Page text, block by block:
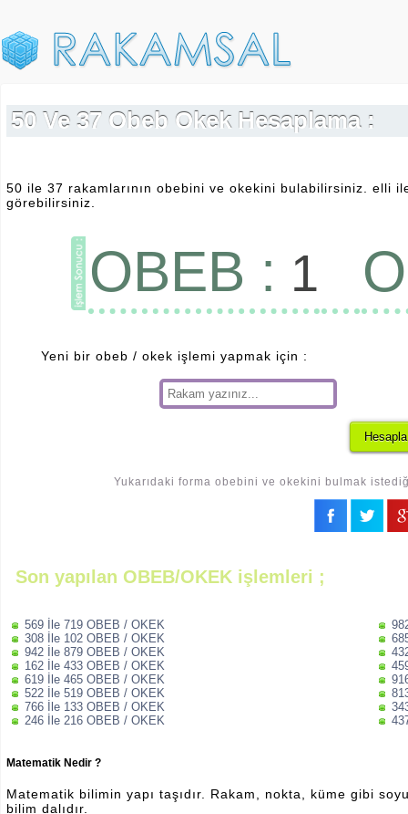
50 Ve 37 Obeb Okek Hesaplama :
50 ile 37 rakamlarının obebini ve okekini bulabilirsiniz. elli
görebilirsiniz.
OBEB : 1
Yeni bir obeb / okek işlemi yapmak için :
Yukarıdaki forma obebini ve okekini bulmak
Son yapılan OBEB/OKEK işlemleri ;
569 İle 719 OBEB / OKEK
308 İle 102 OBEB / OKEK
942 İle 879 OBEB / OKEK
162 İle 433 OBEB / OKEK
619 İle 465 OBEB / OKEK
522 İle 519 OBEB / OKEK
766 İle 133 OBEB / OKEK
246 İle 216 OBEB / OKEK
Matematik Nedir ?
Matematik bilimin yapı taşıdır. Rakam, nokta, küme gibi
bilim dalıdır.